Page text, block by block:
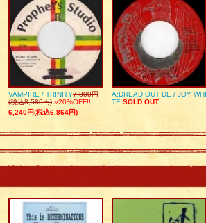
VAMPIRE / TRINITY7,800円
(税込8,580円) »20%OFF!!
6,240円(税込6,864円)
A:DREAD OUT DE / JOY WHI
TE SOLD OUT